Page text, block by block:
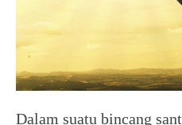
Dalam suatu bincang